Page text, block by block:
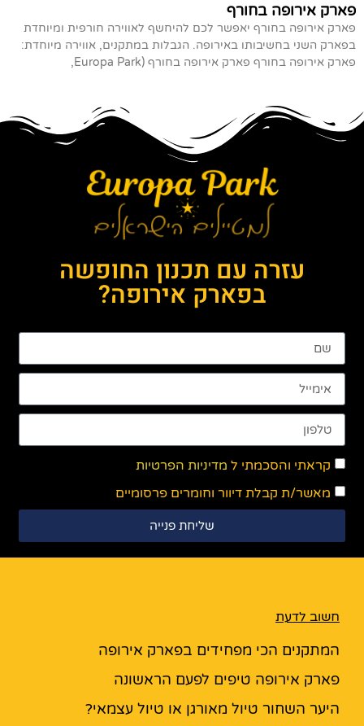
פארק אירופה בחורף
פארק אירופה בחורף יאפשר לכם להיחשף לאווירה חורפית ומיוחדת
בפארק השני בחשיבותו באירופה. הגבלות במתקנים, אווירה מיוחדת:
פארק אירופה בחורף פארק אירופה בחורף (Europa Park,
עזרה עם תכנון החופשה
בפארק אירופה?
קראתי והסכמתי ל מדיניות הפרטיות
מאשר/ת קבלת דיוור וחומרים פרסומיים
שליחת פנייה
חשוב לדעת
המתקנים הכי מפחידים בפארק אירופה
פארק אירופה טיפים לפעם הראשונה
היער השחור טיול מאורגן או טיול עצמאי?